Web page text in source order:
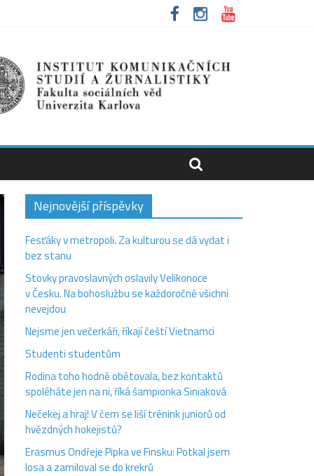
Nejnovější příspěvky
Fesťáky v metropoli. Za kulturou se dá vydat i
bez stanu
Stovky pravoslavných oslavily Velikonoce
v Česku. Na bohoslužbu se každoročně všichni
nevejdou
Nejsme jen večerkáři, říkají čeští Vietnamci
Studenti studentům
Rodina toho hodně obětovala, bez kontaktů
spoléháte jen na ni, říká šampionka Siniaková
Nečekej a hraj! V čem se liší trénink juniorů od
hvězdných hokejistů?
Erasmus Ondřeje Pipka ve Finsku: Potkal jsem
losa a zamiloval se do krekrů